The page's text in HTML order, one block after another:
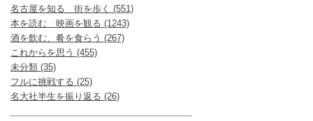
名古屋を知る 街を歩く (551)
本を読む 映画を観る (1243)
酒を飲む、肴を食らう (267)
これからを思う (455)
未分類 (35)
フルに挑戦する (25)
名大社半生を振り返る (26)